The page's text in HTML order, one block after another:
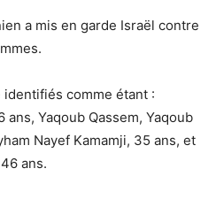
a mis en garde Israël contre
comme étant :
ans, Yaqoub Qassem, Yaqoub
Nayef Kamamji, 35 ans, et
ans.